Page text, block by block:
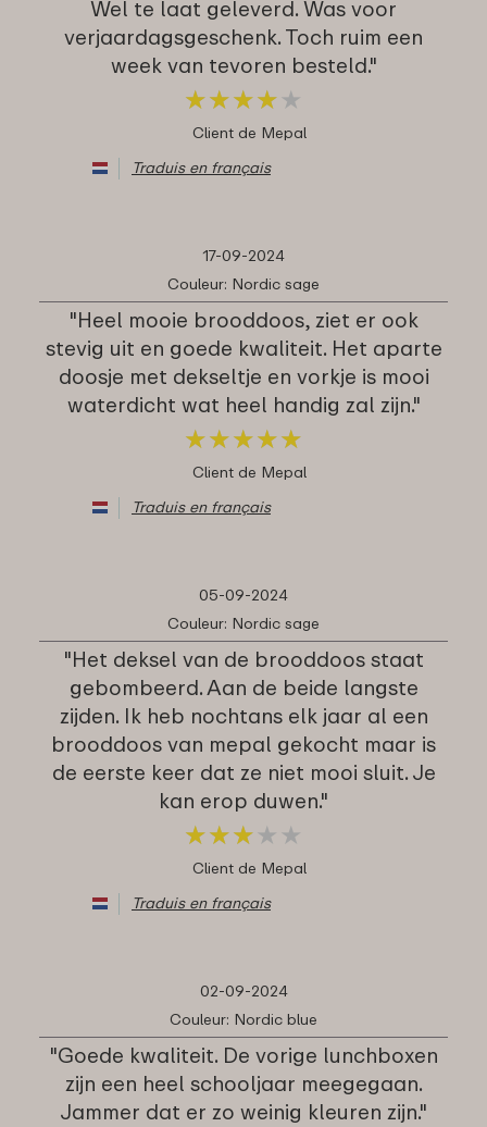
Wel te laat geleverd. Was voor
verjaardagsgeschenk. Toch ruim een
week van tevoren besteld."
★★★★ ★
★★★★ ★
Client de Mepal
Traduis en français
17-09-2024
Couleur: Nordic sage
"Heel mooie brooddoos, ziet er ook
stevig uit en goede kwaliteit. Het aparte
doosje met dekseltje en vorkje is mooi
waterdicht wat heel handig zal zijn."
★★★★★
★★★★★
Client de Mepal
Traduis en français
05-09-2024
Couleur: Nordic sage
"Het deksel van de brooddoos staat
gebombeerd. Aan de beide langste
zijden. Ik heb nochtans elk jaar al een
brooddoos van mepal gekocht maar is
de eerste keer dat ze niet mooi sluit. Je
kan erop duwen."
★★★ ★ ★
★★★ ★ ★
Client de Mepal
Traduis en français
02-09-2024
Couleur: Nordic blue
"Goede kwaliteit. De vorige lunchboxen
zijn een heel schooljaar meegegaan.
Jammer dat er zo weinig kleuren zijn."